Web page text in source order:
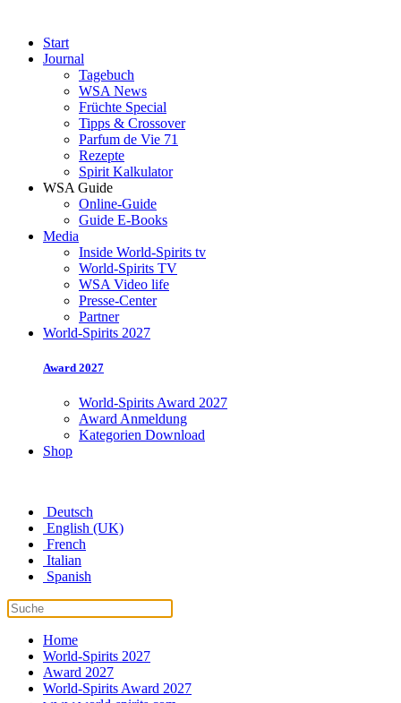
Start
Journal
Tagebuch
WSA News
Früchte Special
Tipps & Crossover
Parfum de Vie 71
Rezepte
Spirit Kalkulator
WSA Guide
Online-Guide
Guide E-Books
Media
Inside World-Spirits tv
World-Spirits TV
WSA Video life
Presse-Center
Partner
World-Spirits 2027
Award 2027
World-Spirits Award 2027
Award Anmeldung
Kategorien Download
Shop
Deutsch
English (UK)
French
Italian
Spanish
Home
World-Spirits 2027
Award 2027
World-Spirits Award 2027